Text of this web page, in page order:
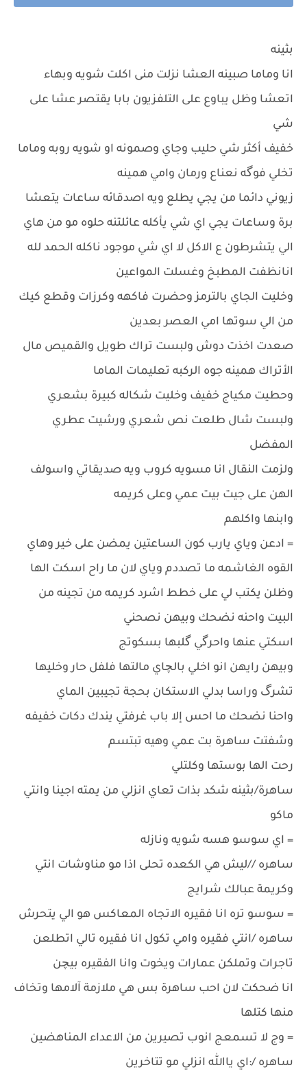
بثينه
انا وماما صبينه العشا نزلت منى اكلت شويه وبهاء
اتعشا وظل يباوع على التلفزيون بابا يقتصر عشا على
شي
خفيف أكثر شي حليب وجاي وصمونه او شويه روبه وماما
تخلي فوگه نعناع ورمان وامي همينه
زيوني دائما من يجي يطلع ويه اصدقائه ساعات يتعشا
برة وساعات يجي اي شي يأكله عائلتنه حلوه مو من هاي
الي يتشرطون ع الاكل لا اي شي موجود ناكله الحمد لله
انانظفت المطبخ وغسلت المواعين
وخليت الجاي بالترمز وحضرت فاكهه وكرزات وقطع كيك
من الي سوتها امي العصر بعدين
صعدت اخذت دوش ولبست تراك طويل والقميص مال
الأتراك همينه جوه الركبه تعليمات الماما
وحطيت مكياج خفيف وخليت شكاله كبيرة بشعري
ولبست شال طلعت نص شعري ورشيت عطري
المفضل
ولزمت النقال انا مسويه كروب ويه صديقاتي واسولف
الهن على جيت بيت عمي وعلى كريمه
وابنها واكلهم
= ادعن وياي يارب كون الساعتين يمضن على خير وهاي
القوه الغاشمه ما تصددم وياي لان ما راح اسكت الها
وظلن يكتب لي على خطط اشرد كريمه من تجينه من
البيت واحنه نضحك وبيهن نصحني
اسكتي عنها واحرگي گلبها بسكوتج
وبيهن رايهن انو اخلي بالچاي مالتها فلفل حار وخليها
تشرگ وراسا بدلي الاستكان بحجة تجيبين الماي
واحنا نضحك ما احس إلا باب غرفتي يندك دكات خفيفه
وشفتت ساهرة بت عمي وهيه تبتسم
رحت الها بوستها وكلتلي
ساهرة/بثينه شكد بذات تعاي انزلي من يمته اجينا وانتي
ماكو
= اي سوسو هسه شويه ونازله
ساهره //ليش هي الكعده تحلى اذا مو مناوشات انتي
وكريمة عبالك شرايج
= سوسو تره انا فقيره الاتجاه المعاكس هو الي يتحرش
ساهره /انتي فقيره وامي تكول انا فقيره تالي اتطلعن
تاجرات وتملكن عمارات ويخوت وانا الفقيره بيچن
انا ضحكت لان احب ساهرة بس هي ملازمة آلامها وتخاف
منها كتلها
= وج لا تسمعج انوب تصيرين من الاعداء المناهضين
ساهره /:اي ياالله انزلي مو تتاخرين